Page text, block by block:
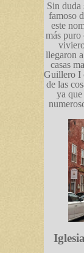
Sin duda
famoso
este
más puro
llegaron
casas
Guillero I
de las
ya